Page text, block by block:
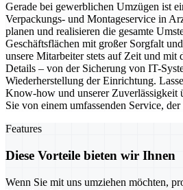
Gerade bei gewerblichen Umzügen ist
Verpackungs- und Montageservice in
planen und realisieren die gesamte
Geschäftsflächen mit großer Sorgfalt
unsere Mitarbeiter stets auf Zeit und
Details – von der Sicherung von IT-
Wiederherstellung der Einrichtung.
Know-how und unserer Zuverlässigkeit
Sie von einem umfassenden Service,
Features
Diese Vorteile bieten wir Ihnen
Wenn Sie mit uns umziehen möchten,